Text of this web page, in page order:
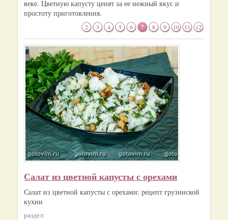
веке. Цветную капусту ценят за ее нежный вкус и
простоту приготовления.
2 3 4 5 6 7 8 9 10 11 12
Салат из цветной капусты с орехами
Салат из цветной капусты с орехами: рецепт грузинской
кухни
раздел: